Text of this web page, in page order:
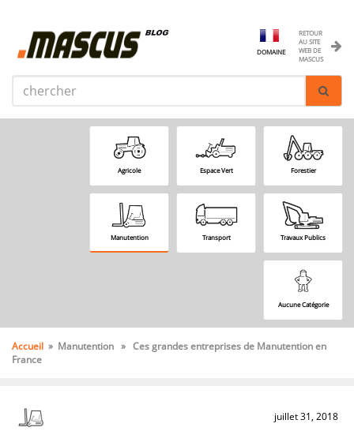
RETOUR
AU SITE
WEB DE
MASCUS
DOMAINE
Agricole Espace Vert Forestier
Manutention Transport Travaux Publics
Aucune Catégorie
Accueil » Manutention » Ces grandes entreprises de Manutention en
France
juillet 31, 2018